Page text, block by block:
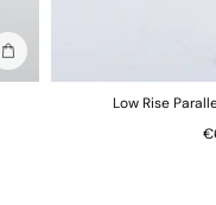
In winkelmand
Low Rise